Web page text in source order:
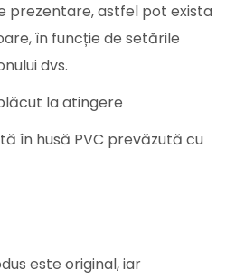
prezentare, astfel pot exista
în funcție de setările
dvs.
la atingere
în husă PVC prevăzută cu
este original, iar